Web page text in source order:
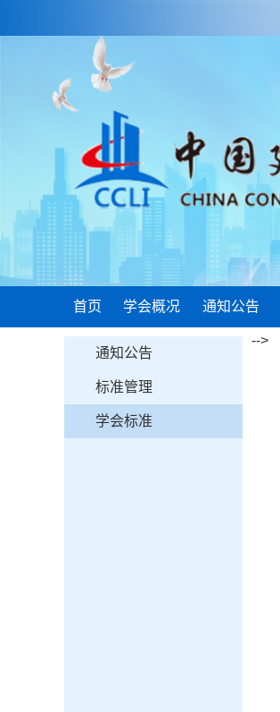
首页 学会概况 通知公告
通知公告
标准管理
学会标准
-->